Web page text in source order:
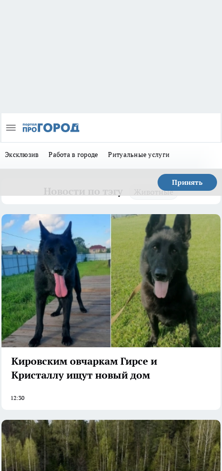
Эксклюзив Работа в городе Ритуальные услуги
Принять
Животные
Кировским овчаркам Гирсе и
Кристаллу ищут новый дом
12:30